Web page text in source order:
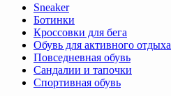
Sneaker
Ботинки
Кроссовки для бега
Обувь для активного отдыха
Повседневная обувь
Сандалии и тапочки
Спортивная обувь